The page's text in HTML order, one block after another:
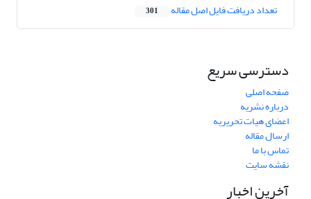
تعداد دریافت فایل اصل مقاله 301
دسترسی سریع
صفحه اصلی
درباره نشریه
اعضای هیات تحریریه
ارسال مقاله
تماس با ما
نقشه سایت
آخرین اخبار